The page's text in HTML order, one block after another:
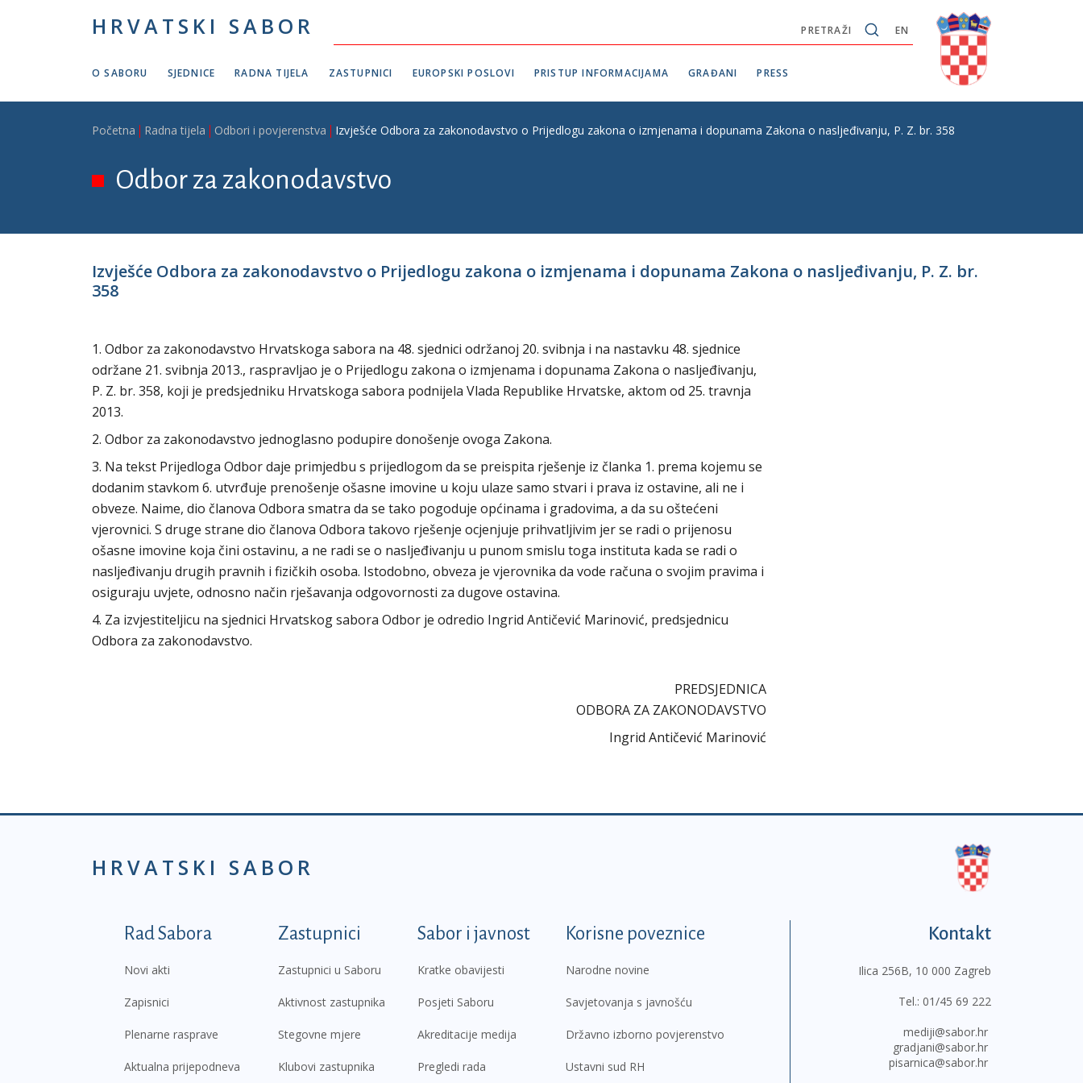
HRVATSKI SABOR EN
PRETRAŽI
O SABORU SJEDNICE RADNA TIJELA ZASTUPNICI EUROPSKI POSLOVI PRISTUP INFORMACIJAMA GRAĐANI PRESS
Breadcrumb
Početna Radna tijela Odbori i povjerenstva Izvješće Odbora za zakonodavstvo o Prijedlogu zakona o izmjenama i dopunama Zakona o nasljeđivanju, P. Z. br. 358
Odbor za zakonodavstvo
Izvješće Odbora za zakonodavstvo o Prijedlogu zakona o izmjenama i dopunama Zakona o nasljeđivanju, P. Z. br.
358
1. Odbor za zakonodavstvo Hrvatskoga sabora na 48. sjednici održanoj 20. svibnja i na nastavku 48. sjednice
održane 21. svibnja 2013., raspravljao je o Prijedlogu zakona o izmjenama i dopunama Zakona o nasljeđivanju,
P. Z. br. 358, koji je predsjedniku Hrvatskoga sabora podnijela Vlada Republike Hrvatske, aktom od 25. travnja
2013.
2. Odbor za zakonodavstvo jednoglasno podupire donošenje ovoga Zakona.
3. Na tekst Prijedloga Odbor daje primjedbu s prijedlogom da se preispita rješenje iz članka 1. prema kojemu se
dodanim stavkom 6. utvrđuje prenošenje ošasne imovine u koju ulaze samo stvari i prava iz ostavine, ali ne i
obveze. Naime, dio članova Odbora smatra da se tako pogoduje općinama i gradovima, a da su oštećeni
vjerovnici. S druge strane dio članova Odbora takovo rješenje ocjenjuje prihvatljivim jer se radi o prijenosu
ošasne imovine koja čini ostavinu, a ne radi se o nasljeđivanju u punom smislu toga instituta kada se radi o
nasljeđivanju drugih pravnih i fizičkih osoba. Istodobno, obveza je vjerovnika da vode računa o svojim pravima i
osiguraju uvjete, odnosno način rješavanja odgovornosti za dugove ostavina.
4. Za izvjestiteljicu na sjednici Hrvatskog sabora Odbor je odredio Ingrid Antičević Marinović, predsjednicu
Odbora za zakonodavstvo.
PREDSJEDNICA
ODBORA ZA ZAKONODAVSTVO
Ingrid Antičević Marinović
HRVATSKI SABOR
Podnožje prvi izbornik
Rad Sabora
Novi akti
Zapisnici
Plenarne rasprave
Aktualna prijepodneva
Zastupnici
Zastupnici u Saboru
Aktivnost zastupnika
Stegovne mjere
Klubovi zastupnika
Sabor i javnost
Kratke obavijesti
Posjeti Saboru
Akreditacije medija
Pregledi rada
Korisne poveznice
Narodne novine
Savjetovanja s javnošću
Državno izborno povjerenstvo
Ustavni sud RH
Kontakt
Ilica 256B, 10 000 Zagreb
Tel.: 01/45 69 222
mediji@sabor.hr
gradjani@sabor.hr
pisarnica@sabor.hr